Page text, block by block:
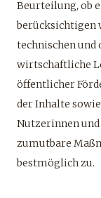
Beurteilung, ob
berücksichtigen
technischen und
wirtschaftliche
öffentlicher
der Inhalte
Nutzerinnen und
zumutbare
bestmöglich zu.